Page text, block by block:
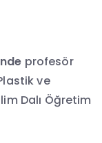
profesör
ve
Dalı Öğretim